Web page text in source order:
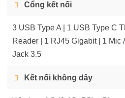
Cổng kết nối
3 USB Type A | 1 USB Type C
Reader | 1 RJ45 Gigabit | 1 Mic
Jack 3.5
Kết nối không dây